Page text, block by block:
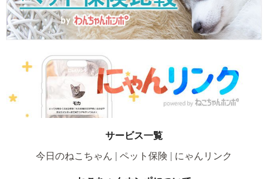
サービス一覧
今日のねこちゃん
ペット保険 にゃんリンク